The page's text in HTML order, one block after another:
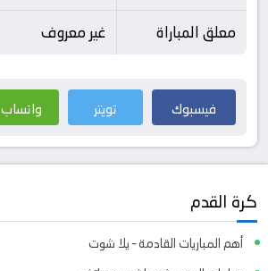
معلق المباراة
غير معروف
فيسبوك تويتر واتساب
كرة القدم
أهم المباريات القادمة – يلا شوت